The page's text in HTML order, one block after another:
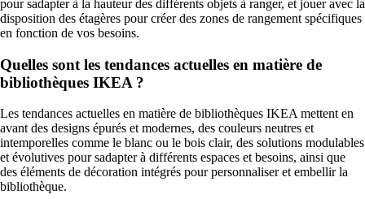
pour sadapter à la hauteur des différents objets à ranger, et jouer avec la
disposition des étagères pour créer des zones de rangement spécifiques
en fonction de vos besoins.
Quelles sont les tendances actuelles en matière de
bibliothèques IKEA ?
Les tendances actuelles en matière de bibliothèques IKEA mettent en
avant des designs épurés et modernes, des couleurs neutres et
intemporelles comme le blanc ou le bois clair, des solutions modulables
et évolutives pour sadapter à différents espaces et besoins, ainsi que
des éléments de décoration intégrés pour personnaliser et embellir la
bibliothèque.